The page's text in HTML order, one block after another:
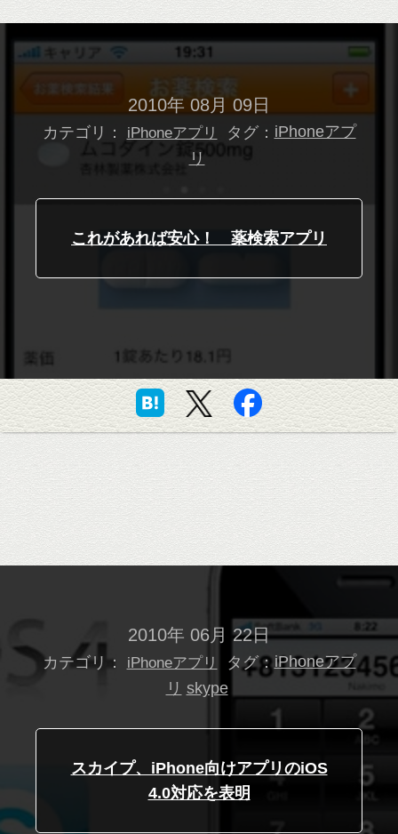
2010年 08月 09日
カテゴリ： iPhoneアプリ タグ： iPhoneアプ
リ
これがあれば安心！ 薬検索アプリ
2010年 06月 22日
カテゴリ： iPhoneアプリ タグ： iPhoneアプ
リ skype
スカイプ、iPhone向けアプリのiOS
4.0対応を表明